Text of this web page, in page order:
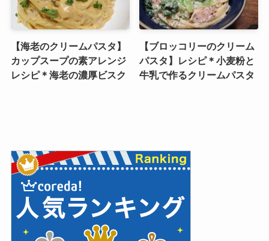
【海老のクリームパスタ】
カップスープの素アレンジ
レシピ＊海老の濃厚ビスク
【ブロッコリーのクリーム
パスタ】レシピ＊小麦粉と
牛乳で作るクリームパスタ